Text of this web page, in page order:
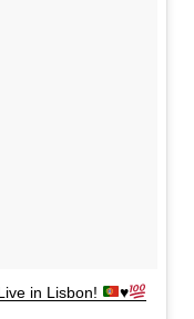
in Lisbon!
♥️